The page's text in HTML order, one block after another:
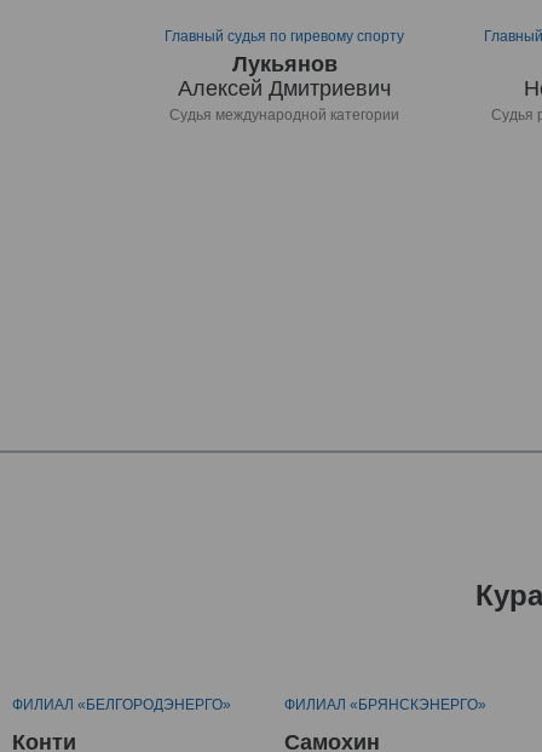
Главный судья по гиревому спорту
Лукьянов
Алексей Дмитриевич
Судья международной категории Судья
ФИЛИАЛ «БЕЛГОРОДЭНЕРГО»
Конти
ФИЛИАЛ «БРЯНСКЭНЕРГО»
Самохин